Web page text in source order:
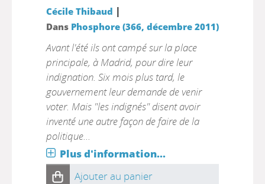
Cécile Thibaud |
Dans Phosphore (366, décembre 2011)
Avant l'été ils ont campé sur la place
principale, à Madrid, pour dire leur
indignation. Six mois plus tard, le
gouvernement leur demande de venir
voter. Mais "les indignés" disent avoir
inventé une autre façon de faire de la
politique...
Plus d'information...
Ajouter au panier